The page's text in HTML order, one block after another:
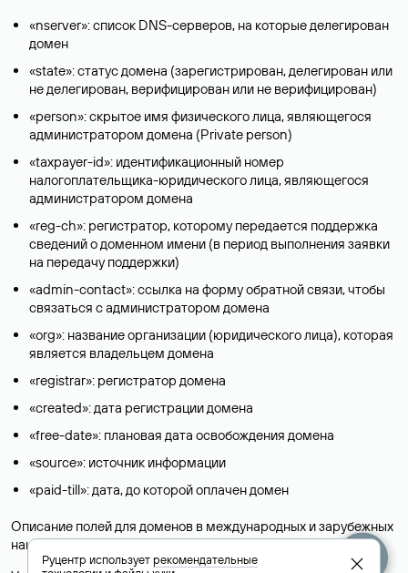
«nserver»: список DNS-серверов, на которые делегирован
домен
«state»: статус домена (зарегистрирован, делегирован или
не делегирован, верифицирован или не верифицирован)
«person»: скрытое имя физического лица, являющегося
администратором домена (Privatе person)
«taxpayer-id»: идентификационный номер
налогоплательщика-юридического лица, являющегося
администратором домена
«reg-ch»: регистратор, которому передается поддержка
сведений о доменном имени (в период выполнения заявки
на передачу поддержки)
«admin-contact»: ссылка на форму обратной связи, чтобы
связаться с администратором домена
«org»: название организации (юридического лица), которая
является владельцем домена
«registrar»: регистратор домена
«created»: дата регистрации домена
«free-date»: плановая дата освобождения домена
«source»: источник информации
«paid-till»: дата, до которой оплачен домен
Описание полей для доменов в международных и зарубежных
национальных доменах представлены в разделе «Помощь».
Руцентр используетрекомендательные